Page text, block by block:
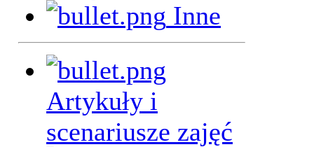
Inne
Artykuły i
scenariusze zajęć